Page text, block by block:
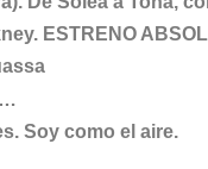
ESTRENO
Soy como el aire.